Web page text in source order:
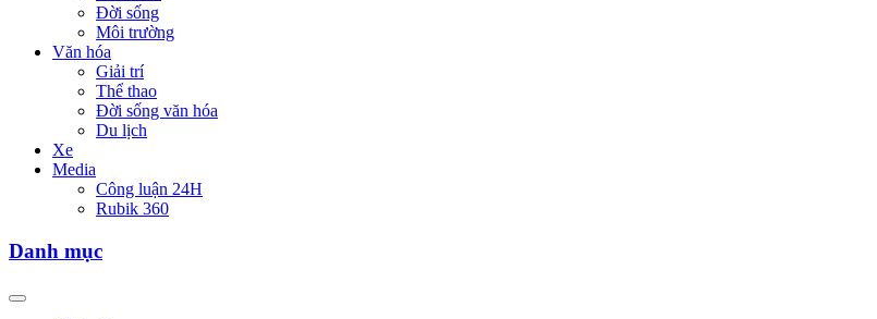
Đời sống
Môi trường
Văn hóa
Giải trí
Thể thao
Đời sống văn hóa
Du lịch
Xe
Media
Công luận 24H
Rubik 360
Danh mục